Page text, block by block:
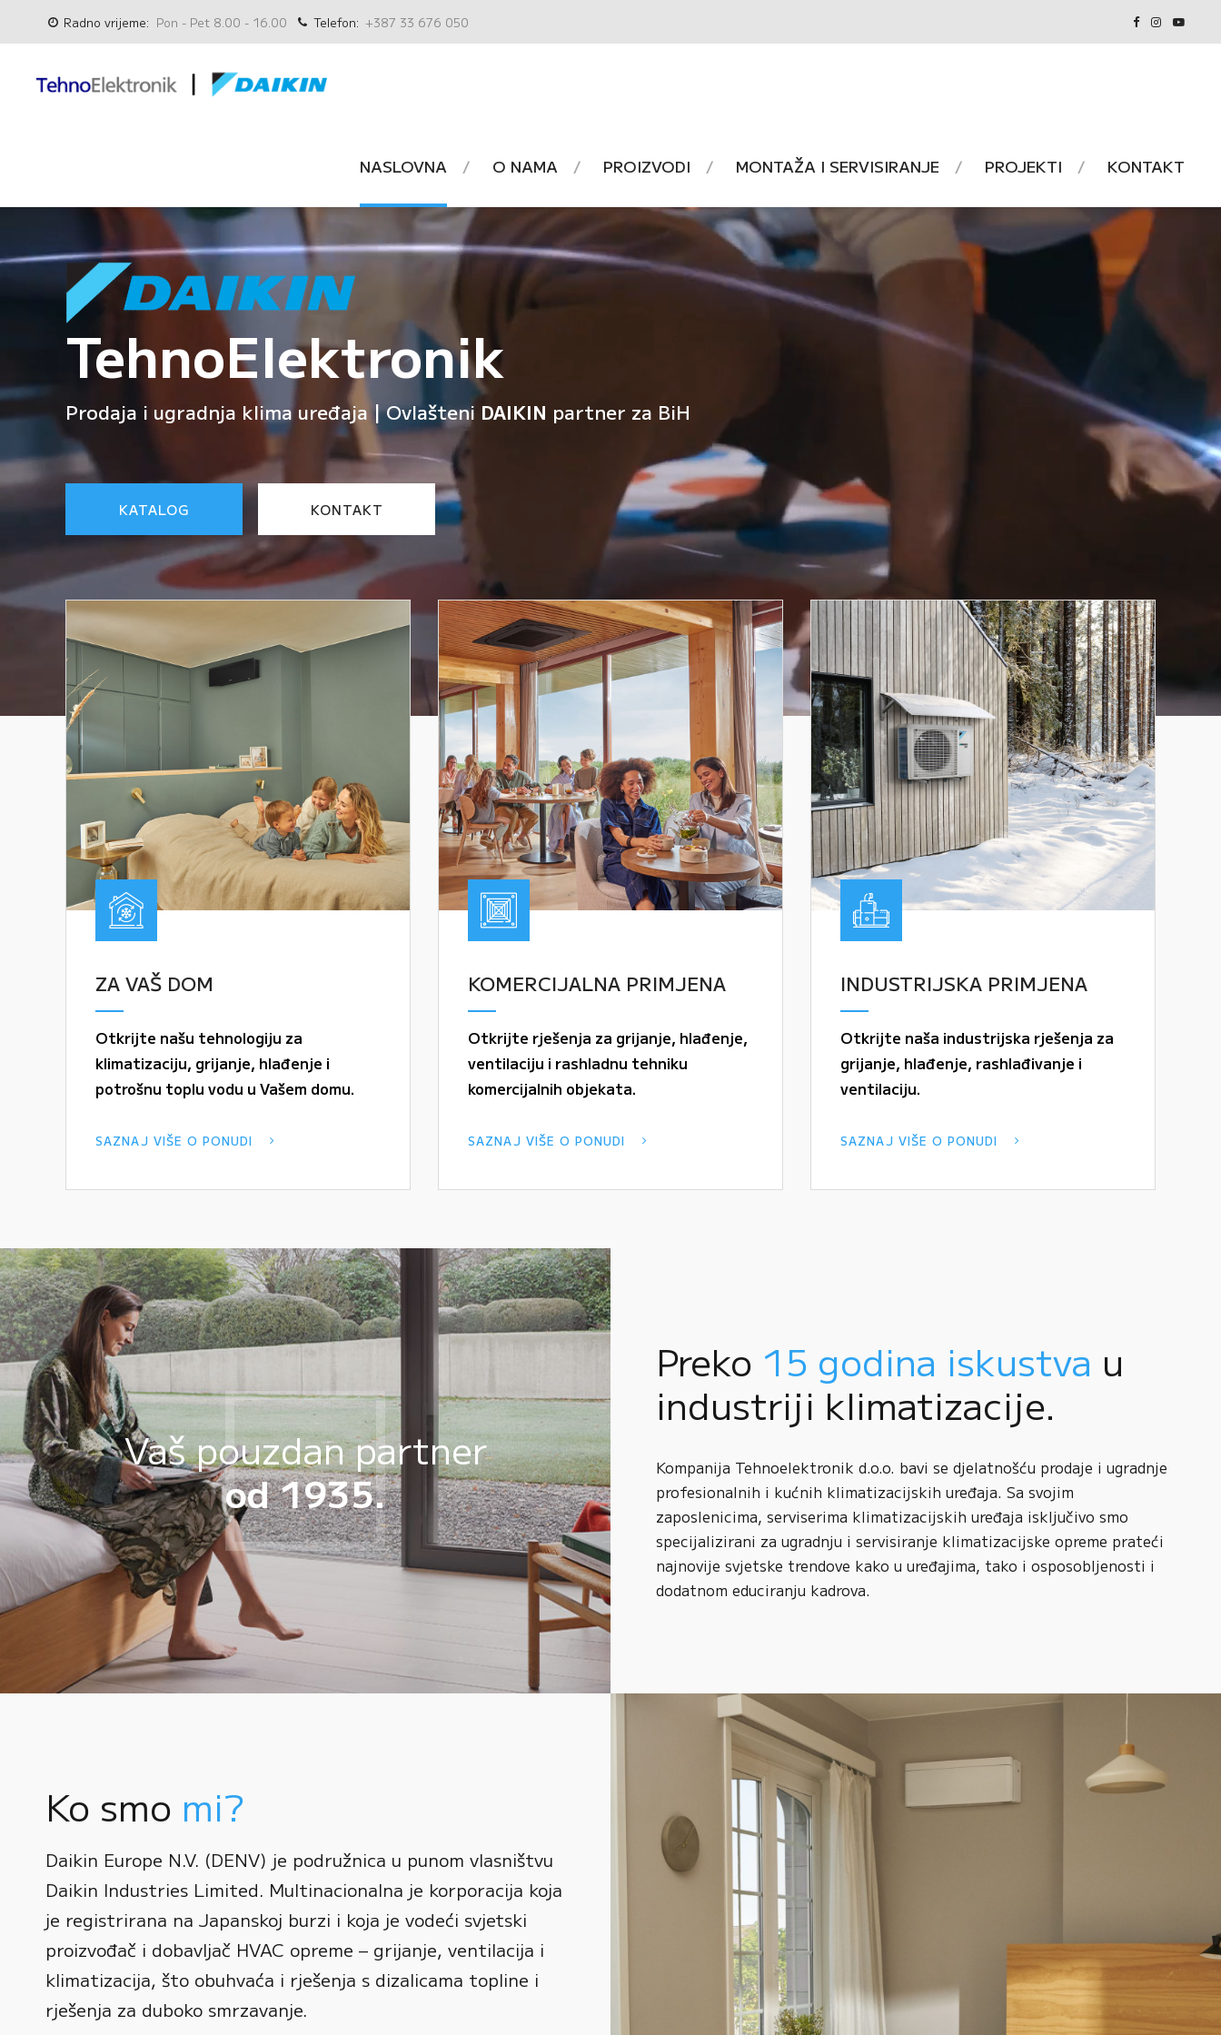
Radno vrijeme: Pon - Pet 8.00 - 16.00 Telefon: +387 33 676 050
NASLOVNA O NAMA PROIZVODI MONTAŽA I SERVISIRANJE PROJEKTI KONTAKT
TehnoElektronik
Prodaja i ugradnja klima uređaja | Ovlašteni DAIKIN partner za BiH
KATALOG KONTAKT
ZA VAŠ DOM
Otkrijte našu tehnologiju za
klimatizaciju, grijanje, hlađenje i
potrošnu toplu vodu u Vašem domu.
SAZNAJ VIŠE O PONUDI
KOMERCIJALNA PRIMJENA
Otkrijte rješenja za grijanje, hlađenje,
ventilaciju i rashladnu tehniku
komercijalnih objekata.
SAZNAJ VIŠE O PONUDI
INDUSTRIJSKA PRIMJENA
Otkrijte naša industrijska rješenja za
grijanje, hlađenje, rashlađivanje i
ventilaciju.
SAZNAJ VIŠE O PONUDI
Vaš pouzdan partner
od 1935.
Preko 15 godina iskustva u
industriji klimatizacije.
Kompanija Tehnoelektronik d.o.o. bavi se djelatnošću prodaje i ugradnje
profesionalnih i kućnih klimatizacijskih uređaja. Sa svojim
zaposlenicima, serviserima klimatizacijskih uređaja isključivo smo
specijalizirani za ugradnju i servisiranje klimatizacijske opreme prateći
najnovije svjetske trendove kako u uređajima, tako i osposobljenosti i
dodatnom educiranju kadrova.
Ko smo mi?
Daikin Europe N.V. (DENV) je podružnica u punom vlasništvu
Daikin Industries Limited. Multinacionalna je korporacija koja
je registrirana na Japanskoj burzi i koja je vodeći svjetski
proizvođač i dobavljač HVAC opreme – grijanje, ventilacija i
klimatizacija, što obuhvaća i rješenja s dizalicama topline i
rješenja za duboko smrzavanje.
0
1
2
3
4
0
1
2
3
0
1
2
0